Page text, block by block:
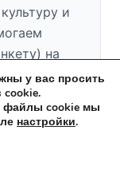
и
на
пробное
у вас просить
файлы cookie мы
настройки.